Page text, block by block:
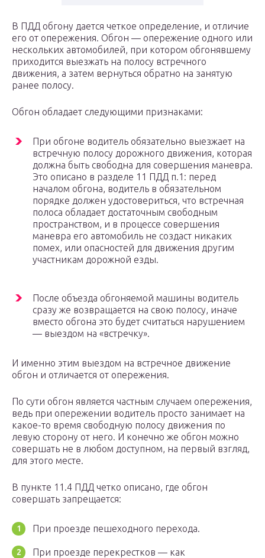
В ПДД обгону дается четкое определение, и отличие
его от опережения. Обгон — опережение одного или
нескольких автомобилей, при котором обгонявшему
приходится выезжать на полосу встречного
движения, а затем вернуться обратно на занятую
ранее полосу.
Обгон обладает следующими признаками:
При обгоне водитель обязательно выезжает на
встречную полосу дорожного движения, которая
должна быть свободна для совершения маневра.
Это описано в разделе 11 ПДД п.1: перед
началом обгона, водитель в обязательном
порядке должен удостовериться, что встречная
полоса обладает достаточным свободным
пространством, и в процессе совершения
маневра его автомобиль не создаст никаких
помех, или опасностей для движения другим
участникам дорожной езды.
После объезда обгоняемой машины водитель
сразу же возвращается на свою полосу, иначе
вместо обгона это будет считаться нарушением
— выездом на «встречку».
И именно этим выездом на встречное движение
обгон и отличается от опережения.
По сути обгон является частным случаем опережения,
ведь при опережении водитель просто занимает на
какое-то время свободную полосу движения по
левую сторону от него. И конечно же обгон можно
совершать не в любом доступном, на первый взгляд,
для этого месте.
В пункте 11.4 ПДД четко описано, где обгон
совершать запрещается:
При проезде пешеходного перехода.
При проезде перекрестков — как